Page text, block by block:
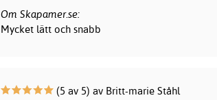
Om Skapamer.se:
Mycket lätt och snabb
(5 av 5) av Britt-marie Ståhl